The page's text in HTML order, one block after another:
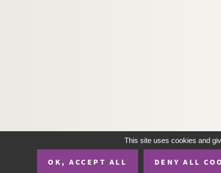
This site uses cookies and
OK, ACCEPT ALL DENY ALL